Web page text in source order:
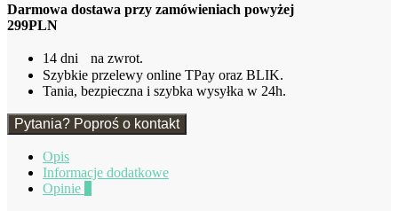
Darmowa dostawa przy zamówieniach powyżej
299PLN
14 dni na zwrot.
Szybkie przelewy online TPay oraz BLIK.
Tania, bezpieczna i szybka wysyłka w 24h.
Pytania? Poproś o kontakt
Opis
Informacje dodatkowe
Opinie